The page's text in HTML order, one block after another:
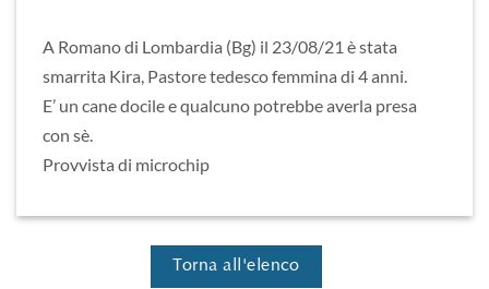
A Romano di Lombardia (Bg) il 23/08/21 è stata
smarrita Kira, Pastore tedesco femmina di 4 anni.
E’ un cane docile e qualcuno potrebbe averla presa
con sè.
Provvista di microchip
Torna all'elenco